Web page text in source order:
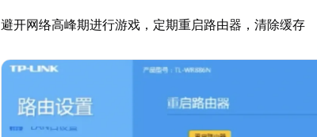
避开网络高峰期进行游戏，定期重启路由器，清除缓存